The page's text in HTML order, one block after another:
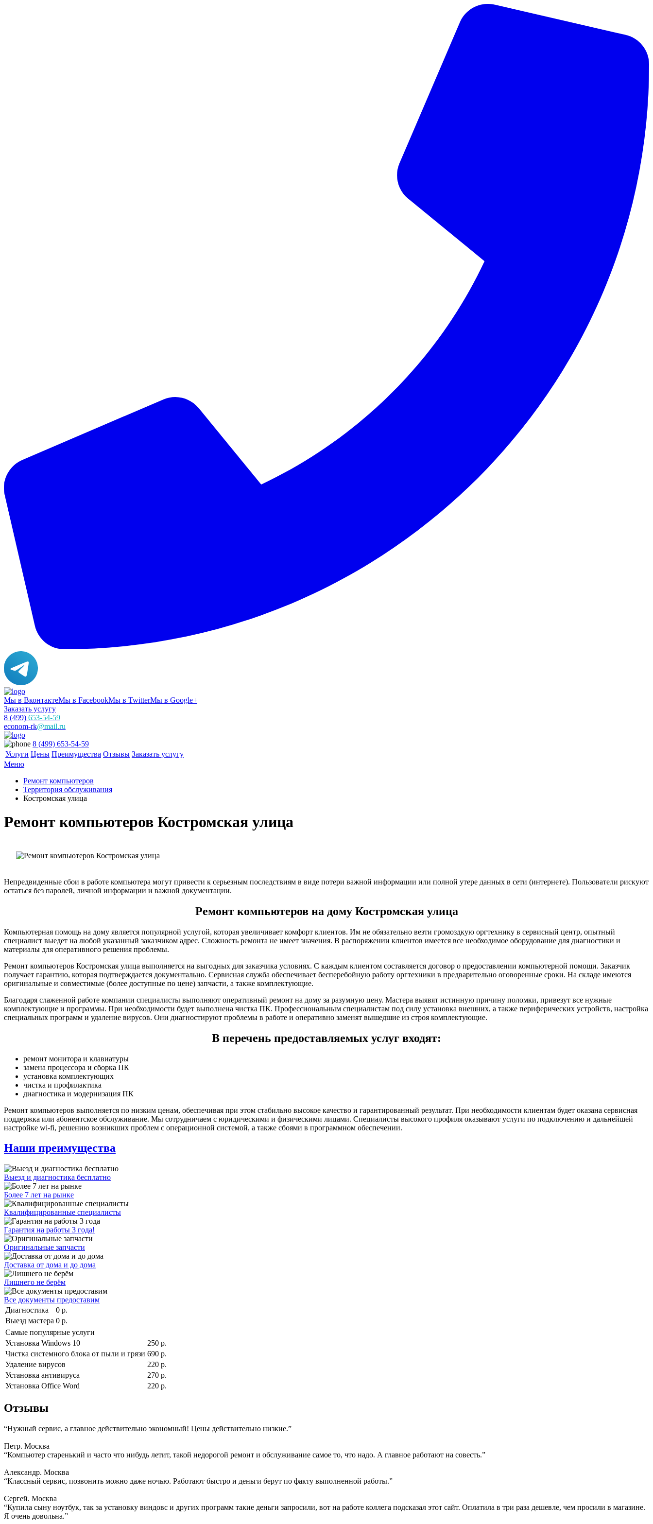
Мы в ВконтактеМы в FacebookМы в TwitterМы в Google+
Заказать услугу
8 (499) 653-54-59
econom-rk@mail.ru
8 (499) 653-54-59
Услуги Цены Преимущества Отзывы Заказать услугу
Меню
Ремонт компьютеров
Территория обслуживания
Костромская улица
Ремонт компьютеров Костромская улица
Непредвиденные сбои в работе компьютера могут привести к серьезным последствиям в виде потери важной информации или полной утере данных в сети (интернете). Пользователи рискуют
остаться без паролей, личной информации и важной документации.
Ремонт компьютеров на дому Костромская улица
Компьютерная помощь на дому является популярной услугой, которая увеличивает комфорт клиентов. Им не обязательно везти громоздкую оргтехнику в сервисный центр, опытный
специалист выедет на любой указанный заказчиком адрес. Сложность ремонта не имеет значения. В распоряжении клиентов имеется все необходимое оборудование для диагностики и
материалы для оперативного решения проблемы.
Ремонт компьютеров Костромская улица выполняется на выгодных для заказчика условиях. С каждым клиентом составляется договор о предоставлении компьютерной помощи. Заказчик
получает гарантию, которая подтверждается документально. Сервисная служба обеспечивает бесперебойную работу оргтехники в предварительно оговоренные сроки. На складе имеются
оригинальные и совместимые (более доступные по цене) запчасти, а также комплектующие.
Благодаря слаженной работе компании специалисты выполняют оперативный ремонт на дому за разумную цену. Мастера выявят истинную причину поломки, привезут все нужные
комплектующие и программы. При необходимости будет выполнена чистка ПК. Профессиональным специалистам под силу установка внешних, а также периферических устройств, настройка
специальных программ и удаление вирусов. Они диагностируют проблемы в работе и оперативно заменят вышедшие из строя комплектующие.
В перечень предоставляемых услуг входят:
ремонт монитора и клавиатуры
замена процессора и сборка ПК
установка комплектующих
чистка и профилактика
диагностика и модернизация ПК
Ремонт компьютеров выполняется по низким ценам, обеспечивая при этом стабильно высокое качество и гарантированный результат. При необходимости клиентам будет оказана сервисная
поддержка или абонентское обслуживание. Мы сотрудничаем с юридическими и физическими лицами. Специалисты высокого профиля оказывают услуги по подключению и дальнейшей
настройке wi-fi, решению возникших проблем с операционной системой, а также сбоями в программном обеспечении.
Наши преимущества
Выезд и диагностика бесплатно
Более 7 лет на рынке
Квалифицированные специалисты
Гарантия на работы 3 года!
Оригинальные запчасти
Доставка от дома и до дома
Лишнего не берём
Все документы предоставим
Диагностика
0 р.
Выезд мастера 0 р.
Самые популярные услуги
Установка Windows 10
250 р.
Чистка системного блока от пыли и грязи 690 р.
Удаление вирусов
220 р.
Установка антивируса
270 р.
Установка Office Word
220 р.
Отзывы
“Нужный сервис, а главное действительно экономный! Цены действительно низкие.”
Петр. Москва
“Компьютер старенький и часто что нибудь летит, такой недорогой ремонт и обслуживание самое то, что надо. А главное работают на совесть.”
Александр. Москва
“Классный сервис, позвонить можно даже ночью. Работают быстро и деньги берут по факту выполненной работы.”
Сергей. Москва
“Купила сыну ноутбук, так за установку виндовс и других программ такие деньги запросили, вот на работе коллега подсказал этот сайт. Оплатила в три раза дешевле, чем просили в магазине.
Я очень довольна.”